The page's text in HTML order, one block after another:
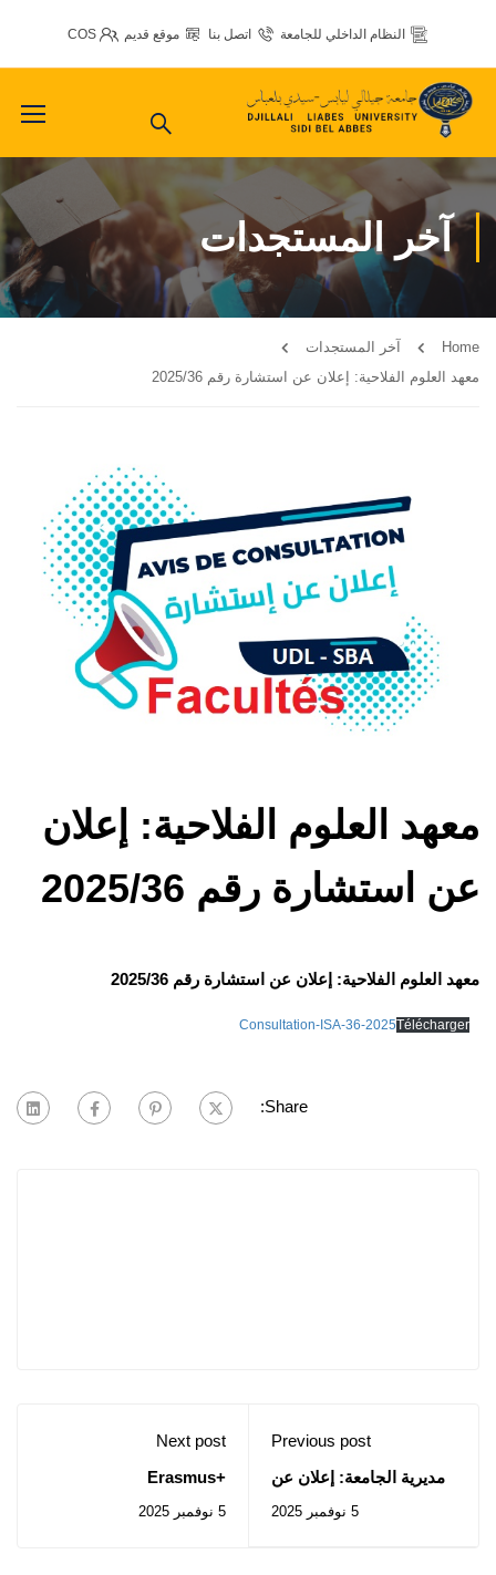
النظام الداخلي للجامعة اتصل بنا موقع قديم COS
آخر المستجدات
Home
آخر المستجدات
معهد العلوم الفلاحية: إعلان عن استشارة رقم 2025/36
معهد العلوم الفلاحية: إعلان
عن استشارة رقم 2025/36
معهد العلوم الفلاحية: إعلان عن استشارة رقم 2025/36
Consultation-ISA-36-2025Télécharger
Share:
Previous post
مديرية الجامعة: إعلان عن
إلى 2025/67
5 نوفمبر 2025
Next post
+Erasmus
5 نوفمبر 2025